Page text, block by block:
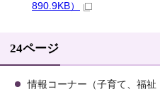
890.9KB）
24ページ
情報コーナー（子育て、福祉